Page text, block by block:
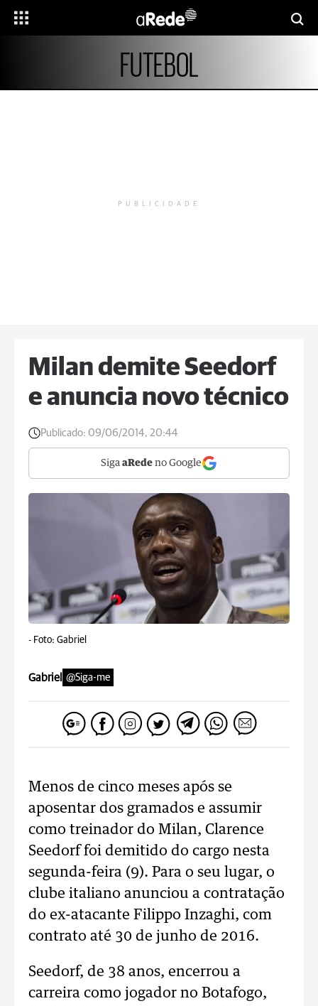
FUTEBOL
PUBLICIDADE
Milan demite Seedorf
e anuncia novo técnico
Publicado: 09/06/2014, 20:44
Siga aRede no Google
- Foto: Gabriel
Gabriel @Siga-me
Menos de cinco meses após se
aposentar dos gramados e assumir
como treinador do Milan, Clarence
Seedorf foi demitido do cargo nesta
segunda-feira (9). Para o seu lugar, o
clube italiano anunciou a contratação
do ex-atacante Filippo Inzaghi, com
contrato até 30 de junho de 2016.
Seedorf, de 38 anos, encerrou a
carreira como jogador no Botafogo,